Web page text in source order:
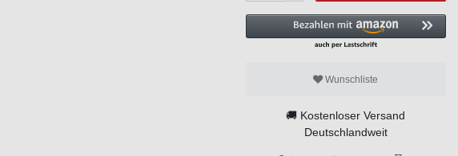
Wunschliste
🚚 Kostenloser Versand
Deutschlandweit